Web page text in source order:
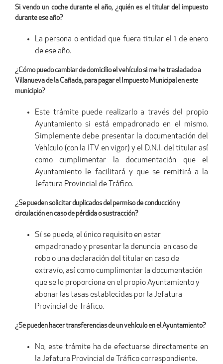
Si vendo un coche durante el año, ¿quién es el titular del impuesto
durante ese año?
La persona o entidad que fuera titular el 1 de enero
de ese año.
¿Cómo puedo cambiar de domicilio el vehículo si me he trasladado a
Villanueva de la Cañada, para pagar el Impuesto Municipal en este
municipio?
Este trámite puede realizarlo a través del propio
Ayuntamiento si está empadronado en el mismo.
Simplemente debe presentar la documentación del
Vehículo (con la ITV en vigor) y el D.N.I. del titular así
como cumplimentar la documentación que el
Ayuntamiento le facilitará y que se remitirá a la
Jefatura Provincial de Tráfico.
¿Se pueden solicitar duplicados del permiso de conducción y
circulación en caso de pérdida o sustracción?
Sí se puede, el único requisito en estar
empadronado y presentar la denuncia en caso de
robo o una declaración del titular en caso de
extravío, así como cumplimentar la documentación
que se le proporciona en el propio Ayuntamiento y
abonar las tasas establecidas por la Jefatura
Provincial de Tráfico.
¿Se pueden hacer transferencias de un vehículo en el Ayuntamiento?
No, este trámite ha de efectuarse directamente en
la Jefatura Provincial de Tráfico correspondiente.